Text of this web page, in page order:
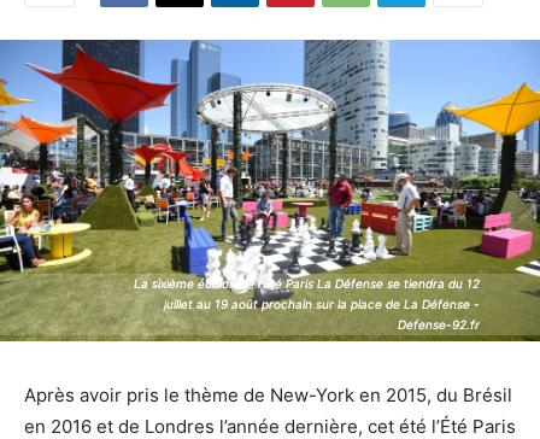
La sixième édition de l'Été Paris La Défense se tiendra du 12
juillet au 19 août prochain sur la place de La Défense -
Defense-92.fr
La sixième édition de l'Été Paris La Défense se tiendra du 12
juillet au 19 août prochain sur la place de La Défense -
Defense-92.fr
Après avoir pris le thème de New-York en 2015, du Brésil
en 2016 et de Londres l’année dernière, cet été l’Été Paris